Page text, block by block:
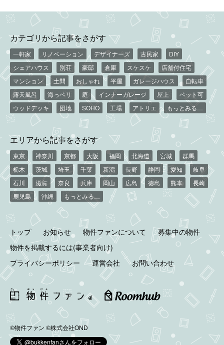
カテゴリから記事をさがす
一軒家 リノベーション デザイナーズ 古民家
DIY
シェアハウス
別荘 豪邸 倉庫 スケスケ
店舗付住宅
マンション
土間 おしゃれ 平屋 ガレージハウス
自転車
露天風呂
海っペリ 庭 インナーガレージ 屋上
ペット可
ウッドデッキ
団地 SOHO 工場 アトリエ もっとみる…
エリアから記事をさがす
東京 神奈川 京都 大阪 福岡 北海道 宮城
群馬
栃木
茨城 埼玉 千葉 新潟 長野 静岡 愛知
岐阜
石川
滋賀 奈良 兵庫 岡山 広島 徳島 熊本
長崎
鹿児島
沖縄 もっとみる…
トップ お知らせ 物件ファンについて
募集中の物件
物件を掲載するには(事業者向け)
プライバシーポリシー
運営会社 お問い合わせ
©物件ファン ©株式会社OND